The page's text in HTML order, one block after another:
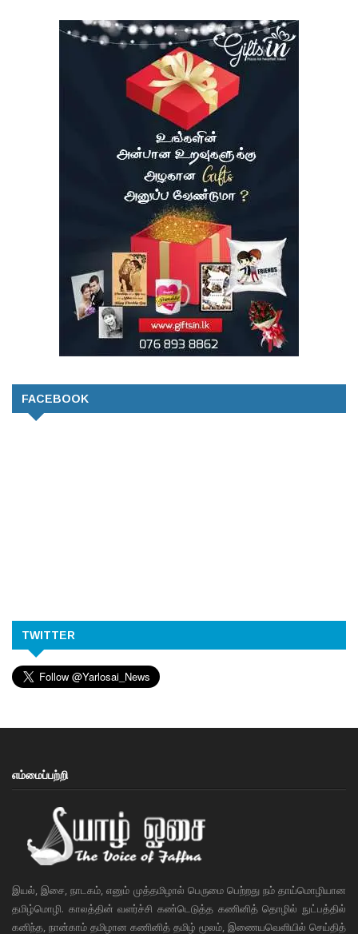
FACEBOOK
TWITTER
எம்மைப்பற்றி
இயல், இசை, நாடகம், எனும் முத்தமிழால் பெருமை பெற்றது நம் தாய்மொழியான
தமிழ்மொழி. காலத்தின் வளர்ச்சி கண்டெடுத்த கணினித் தொழில் நுட்பத்தில்
கனிந்த, நான்காம் தமிழான கணினித் தமிழ் மூலம், இணையவெளியில் செய்தித்